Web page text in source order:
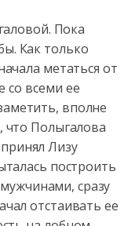
Пока
Как только
метаться от
со всеми ее
вполне
что Полыгалова
Лизу
построить
сразу
отстаивать ее